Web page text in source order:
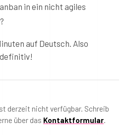
in ein nicht agiles
auf Deutsch. Also
derzeit nicht verfügbar. Schreib
über das Kontaktformular.